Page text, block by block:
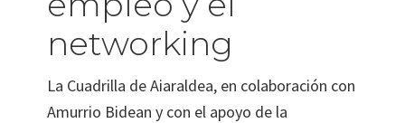
networking
La Cuadrilla de Aiaraldea, en colaboración con
Amurrio Bidean y con el apoyo de la